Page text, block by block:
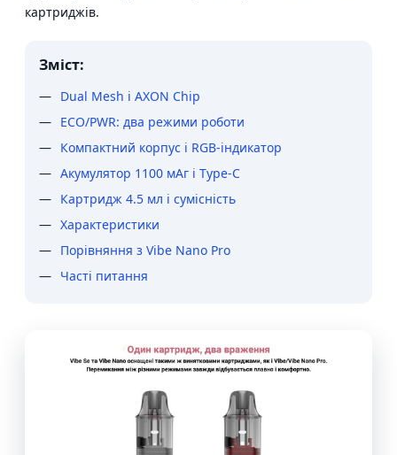
картриджів.
Зміст:
Dual Mesh і AXON Chip
ECO/PWR: два режими роботи
Компактний корпус і RGB-індикатор
Акумулятор 1100 мАг і Type-C
Картридж 4.5 мл і сумісність
Характеристики
Порівняння з Vibe Nano Pro
Часті питання